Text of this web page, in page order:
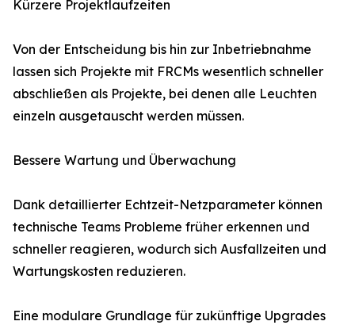
Kürzere Projektlaufzeiten
Von der Entscheidung bis hin zur Inbetriebnahme
lassen sich Projekte mit FRCMs wesentlich schneller
abschließen als Projekte, bei denen alle Leuchten
einzeln ausgetauscht werden müssen.
Bessere Wartung und Überwachung
Dank detaillierter Echtzeit-Netzparameter können
technische Teams Probleme früher erkennen und
schneller reagieren, wodurch sich Ausfallzeiten und
Wartungskosten reduzieren.
Eine modulare Grundlage für zukünftige Upgrades